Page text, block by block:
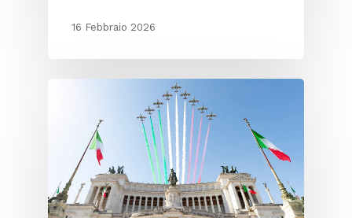
16 Febbraio 2026